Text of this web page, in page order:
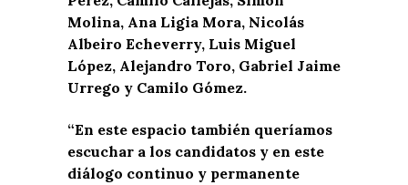
Molina, Ana Ligia Mora, Nicolás
Albeiro Echeverry, Luis Miguel
López, Alejandro Toro, Gabriel Jaime
Urrego y Camilo Gómez.
“En este espacio también queríamos
escuchar a los candidatos y en este
diálogo continuo y permanente